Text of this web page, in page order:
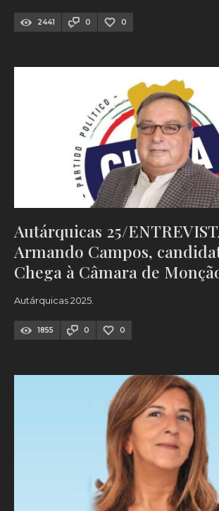
2441 0 0
Autárquicas 25/
Armando Campos,
Chega à Câmara de
Autárquicas 2025.
1855 0 0